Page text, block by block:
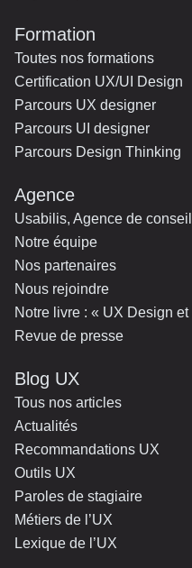
Formation
Toutes nos formations
Certification UX/UI Design
Parcours UX designer
Parcours UI designer
Parcours Design Thinking
Agence
Usabilis, Agence de
Notre équipe
Nos partenaires
Nous rejoindre
Notre livre : « UX Design
Revue de presse
Blog UX
Tous nos articles
Actualités
Recommandations UX
Outils UX
Paroles de stagiaire
Métiers de l’UX
Lexique de l’UX